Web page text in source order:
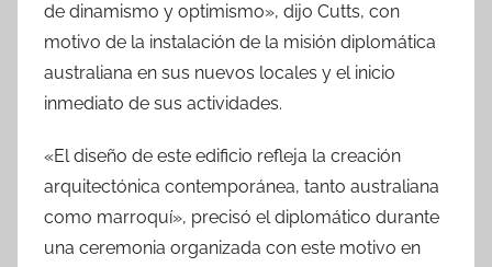
de dinamismo y optimismo», dijo Cutts, con
motivo de la instalación de la misión diplomática
australiana en sus nuevos locales y el inicio
inmediato de sus actividades.
«El diseño de este edificio refleja la creación
arquitectónica contemporánea, tanto australiana
como marroquí», precisó el diplomático durante
una ceremonia organizada con este motivo en